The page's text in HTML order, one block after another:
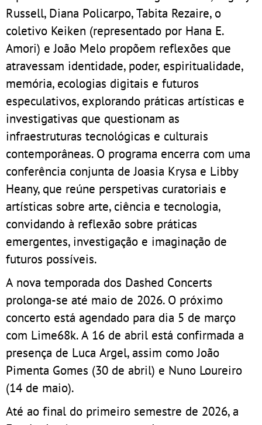
Russell, Diana Policarpo, Tabita Rezaire, o
coletivo Keiken (representado por Hana E.
Amori) e João Melo propõem reflexões que
atravessam identidade, poder, espiritualidade,
memória, ecologias digitais e futuros
especulativos, explorando práticas artísticas e
investigativas que questionam as
infraestruturas tecnológicas e culturais
contemporâneas. O programa encerra com uma
conferência conjunta de Joasia Krysa e Libby
Heany, que reúne perspetivas curatoriais e
artísticas sobre arte, ciência e tecnologia,
convidando à reflexão sobre práticas
emergentes, investigação e imaginação de
futuros possíveis.
A nova temporada dos Dashed Concerts
prolonga-se até maio de 2026. O próximo
concerto está agendado para dia 5 de março
com Lime68k. A 16 de abril está confirmada a
presença de Luca Argel, assim como João
Pimenta Gomes (30 de abril) e Nuno Loureiro
(14 de maio).
Até ao final do primeiro semestre de 2026, a